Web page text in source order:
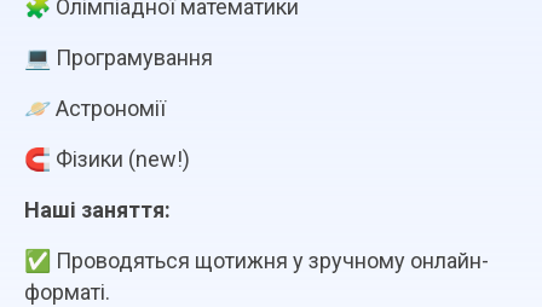
🧩 Олімпіадної математики
💻 Програмування
🪐 Астрономії
🧲 Фізики (new!)
Наші заняття:
✅ Проводяться щотижня у зручному онлайн-
форматі.